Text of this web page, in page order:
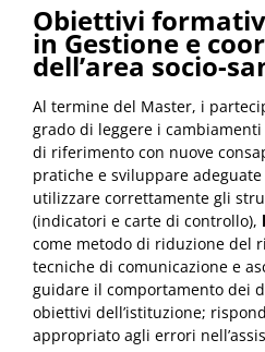
Obiettivi
in Gestione e
dell’area socio-
Al termine del Master, i
grado di leggere i
di riferimento con nuove
pratiche e sviluppare
utilizzare correttamente gli
(indicatori e carte di controllo),
come metodo di riduzione del
tecniche di comunicazione e
guidare il comportamento dei
obiettivi dell’istituzione;
appropriato agli errori